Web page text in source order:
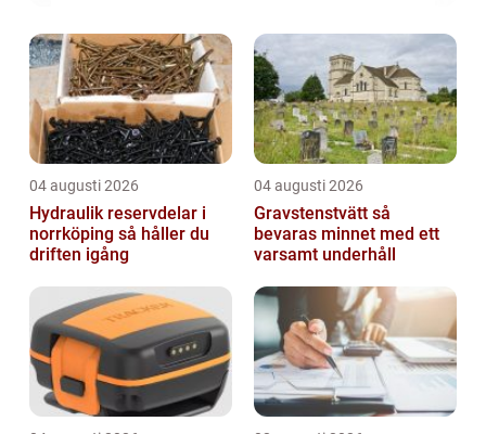
04 augusti 2026
Hydraulik reservdelar i
norrköping så håller du
driften igång
04 augusti 2026
Gravstenstvätt så
bevaras minnet med ett
varsamt underhåll